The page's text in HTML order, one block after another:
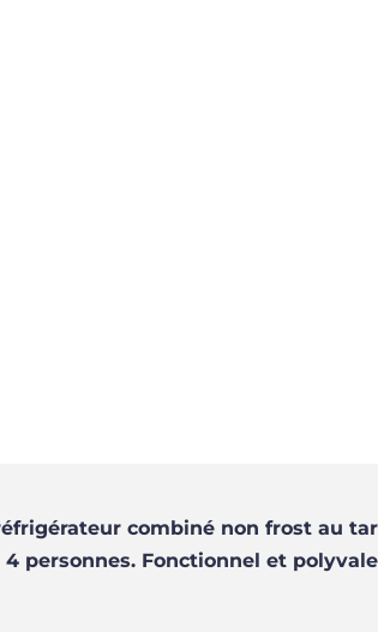
combiné non frost au
personnes. Fonctionnel et